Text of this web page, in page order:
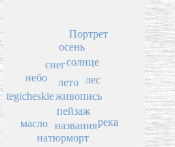
пейзаж
названия
живопись
лето
натюрморт
солнце
лес
осень
масло река
снег
tegicheskie
небо
Портрет